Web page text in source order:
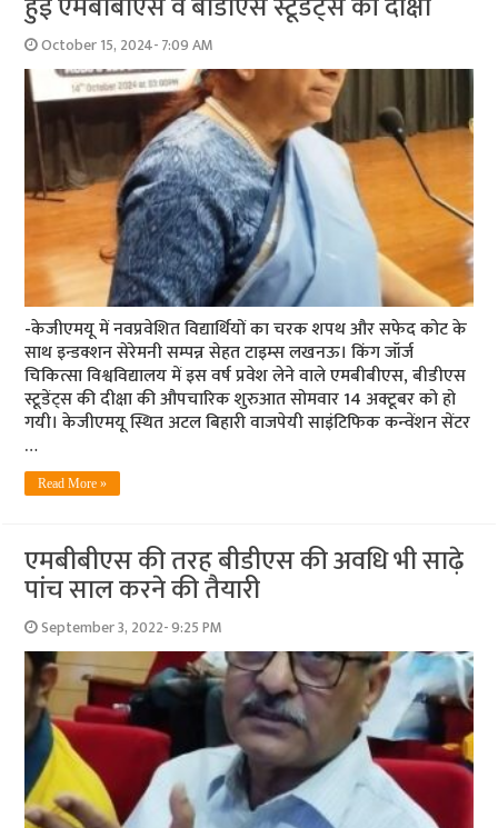
October 15, 2024- 7:09 AM
-केजीएमयू में नवप्रवेशित विद्यार्थियों का चरक शपथ और सफेद कोट के
साथ इन्डक्शन सेरेमनी सम्पन्न सेहत टाइम्स लखनऊ। किंग जॉर्ज
चिकित्सा विश्वविद्यालय में इस वर्ष प्रवेश लेने वाले एमबीबीएस, बीडीएस
स्टूडेंट्स की दीक्षा की औपचारिक शुरुआत सोमवार 14 अक्टूबर को हो
गयी। केजीएमयू स्थित अटल बिहारी वाजपेयी साइंटिफिक कन्वेंशन सेंटर
…
Read More »
एमबीबीएस की तरह बीडीएस की अवधि भी साढ़े
पांच साल करने की तैयारी
September 3, 2022- 9:25 PM